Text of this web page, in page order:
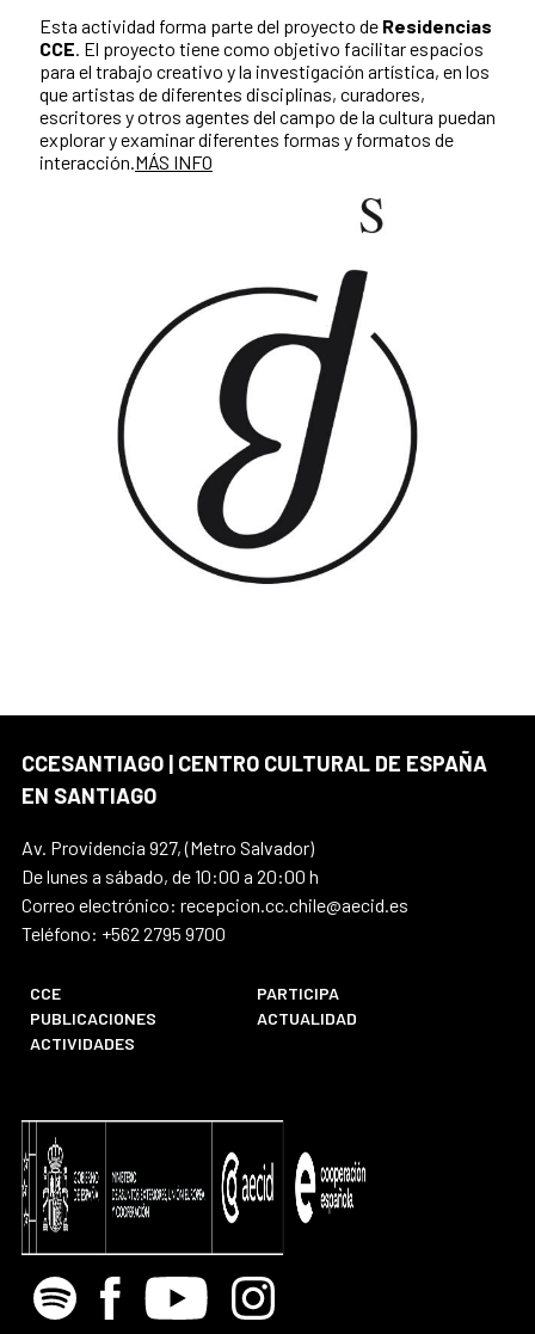
Esta actividad forma parte del proyecto de Residencias
CCE . El proyecto tiene como objetivo facilitar espacios
para el trabajo creativo y la investigación artística, en los
que artistas de diferentes disciplinas, curadores,
escritores y otros agentes del campo de la cultura puedan
explorar y examinar diferentes formas y formatos de
interacción. MÁS INFO
CCESANTIAGO | CENTRO CULTURAL DE ESPAÑA
EN SANTIAGO
Av. Providencia 927, (Metro Salvador)
De lunes a sábado, de 10:00 a 20:00 h
Correo electrónico: recepcion.cc.chile@aecid.es
Teléfono: +562 2795 9700
CCE
PARTICIPA
PUBLICACIONES
ACTUALIDAD
ACTIVIDADES
Spotify Facebook
Youtube Instagram